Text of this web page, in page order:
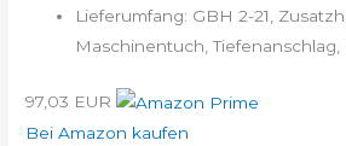
Lieferumfang: GBH 2-21,
Maschinentuch,
97,03 EUR
Bei Amazon kaufen